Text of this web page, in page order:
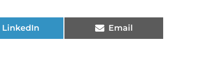
LinkedIn Email